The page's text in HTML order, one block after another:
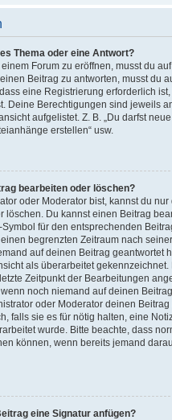
Thema oder eine Antwort?
Forum zu eröffnen, musst du
Beitrag zu antworten, musst du
eine Registrierung erforderlich
Deine Berechtigungen sind jeweils
aufgelistet. Z. B. „Du darfst
erstellen“ usw.
bearbeiten oder löschen?
oder Moderator bist, kannst du
löschen. Du kannst einen Beitrag
Symbol für den entsprechenden
begrenzten Zeitraum nach
auf deinen Beitrag geantwortet
als überarbeitet gekennzeichnet.
Zeitpunkt der Bearbeitungen
noch niemand auf deinen
oder Moderator deinen
falls sie es für nötig halten, eine
wurde. Bitte beachte, dass
können, wenn bereits jemand
eine Signatur anfügen?